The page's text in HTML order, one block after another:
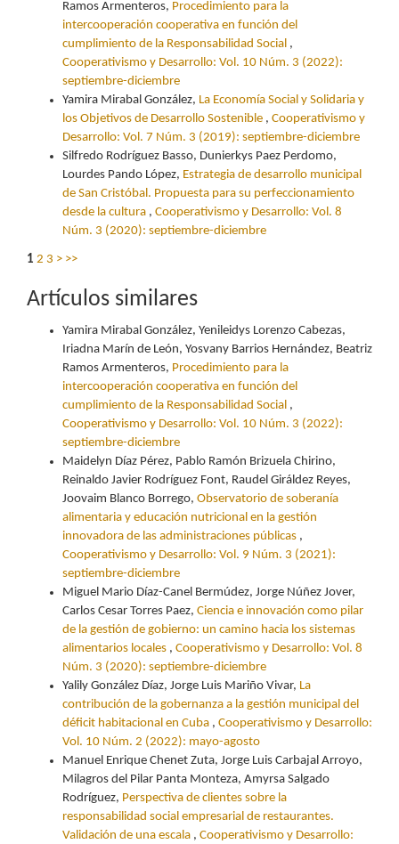
Ramos Armenteros, Procedimiento para la
intercooperación cooperativa en función del
cumplimiento de la Responsabilidad Social ,
Cooperativismo y Desarrollo: Vol. 10 Núm. 3 (2022):
septiembre-diciembre
Yamira Mirabal González, La Economía Social y Solidaria y
los Objetivos de Desarrollo Sostenible , Cooperativismo y
Desarrollo: Vol. 7 Núm. 3 (2019): septiembre-diciembre
Silfredo Rodríguez Basso, Dunierkys Paez Perdomo,
Lourdes Pando López, Estrategia de desarrollo municipal
de San Cristóbal. Propuesta para su perfeccionamiento
desde la cultura , Cooperativismo y Desarrollo: Vol. 8
Núm. 3 (2020): septiembre-diciembre
1 2 3 > >>
Artículos similares
Yamira Mirabal González, Yenileidys Lorenzo Cabezas,
Iriadna Marín de León, Yosvany Barrios Hernández, Beatriz
Ramos Armenteros, Procedimiento para la
intercooperación cooperativa en función del
cumplimiento de la Responsabilidad Social ,
Cooperativismo y Desarrollo: Vol. 10 Núm. 3 (2022):
septiembre-diciembre
Maidelyn Díaz Pérez, Pablo Ramón Brizuela Chirino,
Reinaldo Javier Rodríguez Font, Raudel Giráldez Reyes,
Joovaim Blanco Borrego, Observatorio de soberanía
alimentaria y educación nutricional en la gestión
innovadora de las administraciones públicas ,
Cooperativismo y Desarrollo: Vol. 9 Núm. 3 (2021):
septiembre-diciembre
Miguel Mario Díaz-Canel Bermúdez, Jorge Núñez Jover,
Carlos Cesar Torres Paez, Ciencia e innovación como pilar
de la gestión de gobierno: un camino hacia los sistemas
alimentarios locales , Cooperativismo y Desarrollo: Vol. 8
Núm. 3 (2020): septiembre-diciembre
Yalily González Díaz, Jorge Luis Mariño Vivar, La
contribución de la gobernanza a la gestión municipal del
déficit habitacional en Cuba , Cooperativismo y Desarrollo:
Vol. 10 Núm. 2 (2022): mayo-agosto
Manuel Enrique Chenet Zuta, Jorge Luis Carbajal Arroyo,
Milagros del Pilar Panta Monteza, Amyrsa Salgado
Rodríguez, Perspectiva de clientes sobre la
responsabilidad social empresarial de restaurantes.
Validación de una escala , Cooperativismo y Desarrollo: